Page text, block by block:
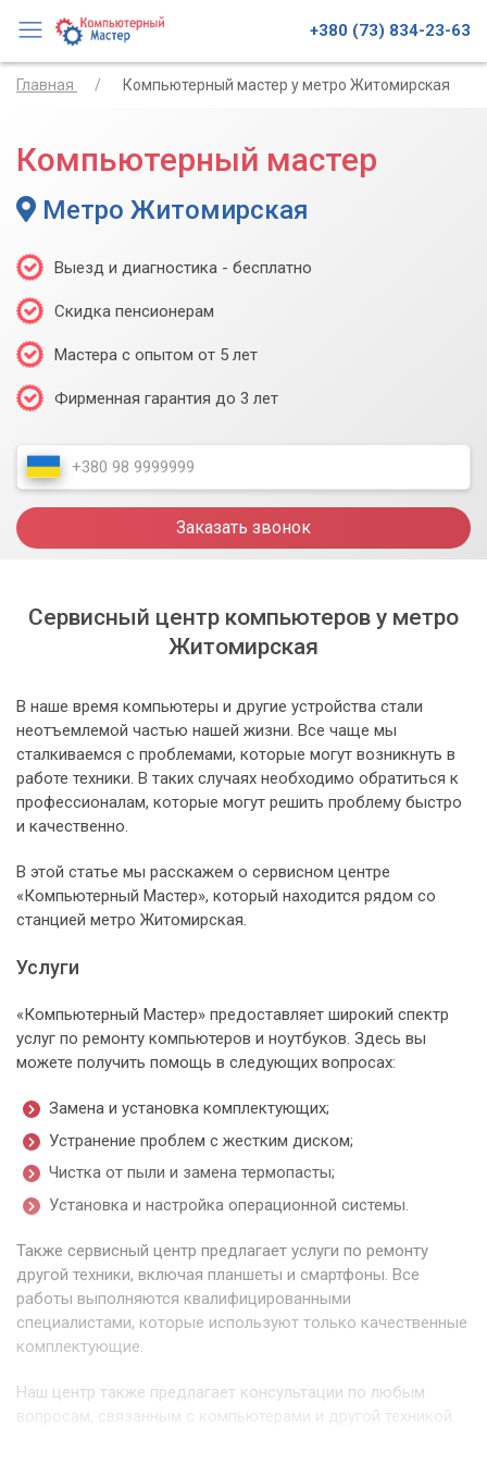
+380 (73) 834-23-63
Главная Компьютерный мастер у метро Житомирская
Компьютерный мастер
Метро Житомирская
Выезд и диагностика - бесплатно
Скидка пенсионерам
Мастера с опытом от 5 лет
Фирменная гарантия до 3 лет
Заказать звонок
Сервисный центр компьютеров у метро
Житомирская
В наше время компьютеры и другие устройства стали
неотъемлемой частью нашей жизни. Все чаще мы
сталкиваемся с проблемами, которые могут возникнуть в
работе техники. В таких случаях необходимо обратиться к
профессионалам, которые могут решить проблему быстро
и качественно.
В этой статье мы расскажем о сервисном центре
«Компьютерный Мастер», который находится рядом со
станцией метро Житомирская.
Услуги
«Компьютерный Мастер» предоставляет широкий спектр
услуг по ремонту компьютеров и ноутбуков. Здесь вы
можете получить помощь в следующих вопросах:
Замена и установка комплектующих;
Устранение проблем с жестким диском;
Чистка от пыли и замена термопасты;
Установка и настройка операционной системы.
Также сервисный центр предлагает услуги по ремонту
другой техники, включая планшеты и смартфоны. Все
работы выполняются квалифицированными
специалистами, которые используют только качественные
комплектующие.
Наш центр также предлагает консультации по любым
вопросам, связанным с компьютерами и другой техникой.